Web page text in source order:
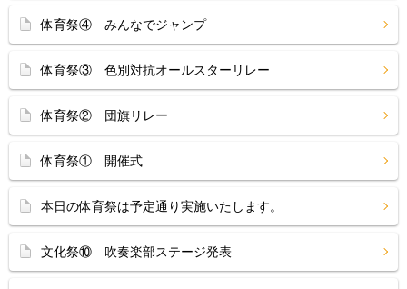
体育祭④ みんなでジャンプ
体育祭③ 色別対抗オールスターリレー
体育祭② 団旗リレー
体育祭① 開催式
本日の体育祭は予定通り実施いたします。
文化祭⑩ 吹奏楽部ステージ発表